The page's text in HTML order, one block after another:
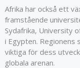
Afrika har också ett
framstående
Sydafrika, University
i Egypten. Regionens
viktiga för dess
globala arenan.